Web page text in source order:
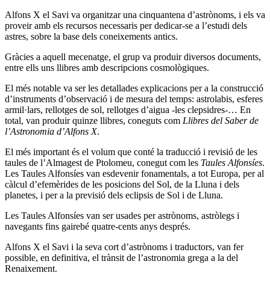
Alfons X el Savi va organitzar una cinquantena d’astrònoms, i els va
proveir amb els recursos necessaris per dedicar-se a l’estudi dels
astres, sobre la base dels coneixements antics.
Gràcies a aquell mecenatge, el grup va produir diversos documents,
entre ells uns llibres amb descripcions cosmològiques.
El més notable va ser les detallades explicacions per a la construcció
d’instruments d’observació i de mesura del temps: astrolabis, esferes
armil·lars, rellotges de sol, rellotges d’aigua -les clepsidres-… En
total, van produir quinze llibres, coneguts com Llibres del Saber de
l’Astronomia d’Alfons X.
El més important és el volum que conté la traducció i revisió de les
taules de l’Almagest de Ptolomeu, conegut com les Taules Alfonsíes.
Les Taules Alfonsíes van esdevenir fonamentals, a tot Europa, per al
càlcul d’efemèrides de les posicions del Sol, de la Lluna i dels
planetes, i per a la previsió dels eclipsis de Sol i de Lluna.
Les Taules Alfonsíes van ser usades per astrònoms, astròlegs i
navegants fins gairebé quatre-cents anys després.
Alfons X el Savi i la seva cort d’astrònoms i traductors, van fer
possible, en definitiva, el trànsit de l’astronomia grega a la del
Renaixement.